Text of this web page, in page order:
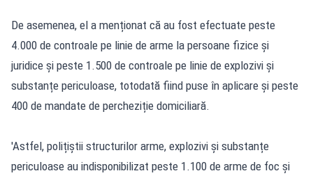
De asemenea, el a menționat că au fost efectuate peste
4.000 de controale pe linie de arme la persoane fizice și
juridice și peste 1.500 de controale pe linie de explozivi și
substanțe periculoase, totodată fiind puse în aplicare și peste
400 de mandate de percheziție domiciliară.
'Astfel, polițiștii structurilor arme, explozivi și substanțe
periculoase au indisponibilizat peste 1.100 de arme de foc și